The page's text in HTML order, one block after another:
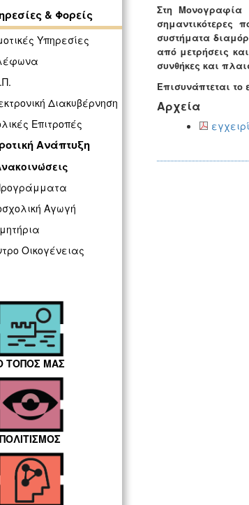
& Φορείς
Υπηρεσίες
Διακυβέρνηση
Επιτροπές
Ανάπτυξη
Αγωγή
Οικογένειας
ΤΟΠΟΣ ΜΑΣ
ΠΟΛΙΤΙΣΜΟΣ
Στη Μονογραφία
σημαντικότερες
συστήματα
από μετρήσεις
συνθήκες και
Επισυνάπτεται το
Αρχεία